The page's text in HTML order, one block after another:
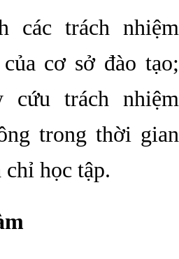
các trách nhiệm
cơ sở đào tạo;
cứu trách nhiệm
trong thời gian
học tập.